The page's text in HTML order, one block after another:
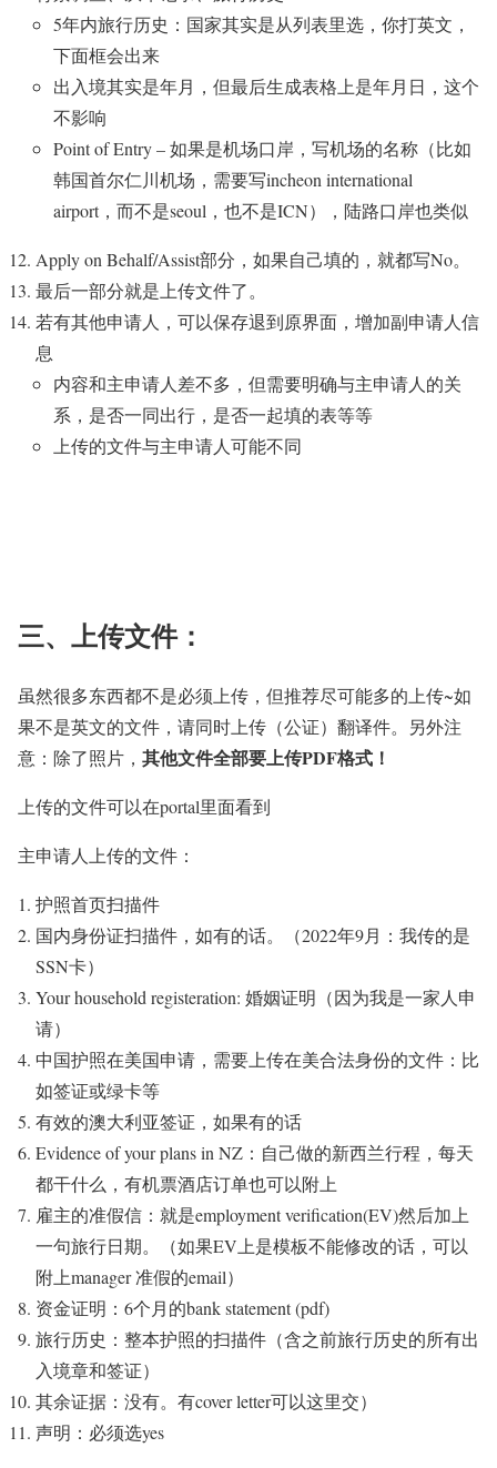
5年内旅行历史：国家其实是从列表里选，你打英文，
下面框会出来
出入境其实是年月，但最后生成表格上是年月日，这个
不影响
Point of Entry – 如果是机场口岸，写机场的名称（比如
韩国首尔仁川机场，需要写incheon international
airport，而不是seoul，也不是ICN），陆路口岸也类似
Apply on Behalf/Assist部分，如果自己填的，就都写No。
最后一部分就是上传文件了。
若有其他申请人，可以保存退到原界面，增加副申请人信
息
内容和主申请人差不多，但需要明确与主申请人的关
系，是否一同出行，是否一起填的表等等
上传的文件与主申请人可能不同
三、上传文件：
虽然很多东西都不是必须上传，但推荐尽可能多的上传~如
果不是英文的文件，请同时上传（公证）翻译件。另外注
意：除了照片， 其他文件全部要上传PDF格式！
上传的文件可以在portal里面看到
主申请人上传的文件：
护照首页扫描件
国内身份证扫描件，如有的话。（2022年9月：我传的是
SSN卡）
Your household registeration: 婚姻证明（因为我是一家人申
请）
中国护照在美国申请，需要上传在美合法身份的文件：比
如签证或绿卡等
有效的澳大利亚签证，如果有的话
Evidence of your plans in NZ：自己做的新西兰行程，每天
都干什么，有机票酒店订单也可以附上
雇主的准假信：就是employment verification(EV)然后加上
一句旅行日期。（如果EV上是模板不能修改的话，可以
附上manager 准假的email）
资金证明：6个月的bank statement (pdf)
旅行历史：整本护照的扫描件（含之前旅行历史的所有出
入境章和签证）
其余证据：没有。有cover letter可以这里交）
声明：必须选yes